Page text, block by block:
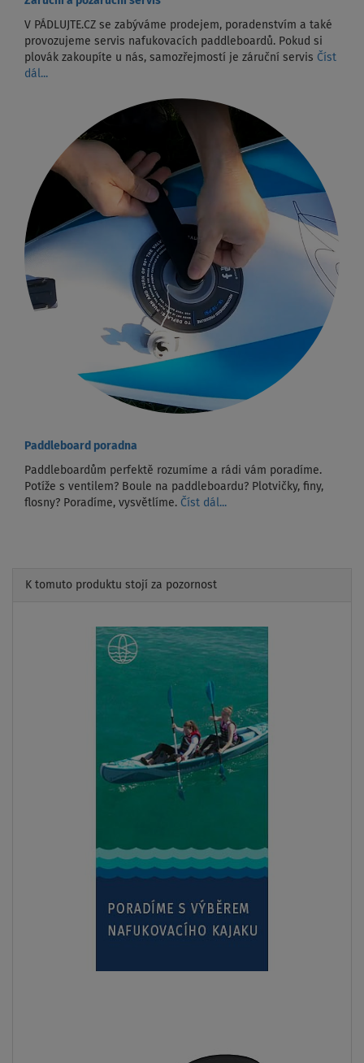
V PÁDLUJTE.CZ se zabýváme prodejem, poradenstvím a také
provozujeme servis nafukovacích paddleboardů. Pokud si
plovák zakoupíte u nás, samozřejmostí je záruční servis Číst
dál...
Paddleboard poradna
Paddleboardům perfektě rozumíme a rádi vám poradíme.
Potíže s ventilem? Boule na paddleboardu? Plotvičky, finy,
flosny? Poradíme, vysvětlíme. Číst dál...
K tomuto produktu stojí za pozornost
Previous